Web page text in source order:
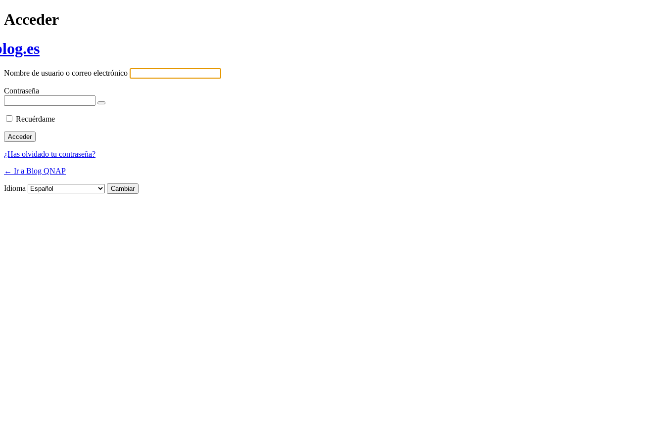
Acceder
Nombre de usuario o correo electrónico
Contraseña
Recuérdame
¿Has olvidado tu contraseña?
← Ir a Blog QNAP
Idioma